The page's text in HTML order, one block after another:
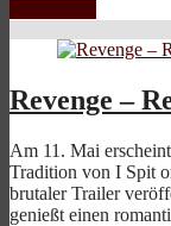
Revenge –
Am 11. Mai
Tradition von I Spit
brutaler Trailer
genießt einen